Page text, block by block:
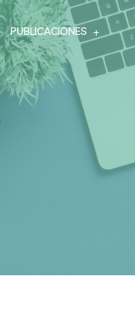
PUBLICACIONES